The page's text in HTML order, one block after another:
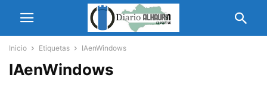
Inicio Etiquetas IAenWindows
IAenWindows